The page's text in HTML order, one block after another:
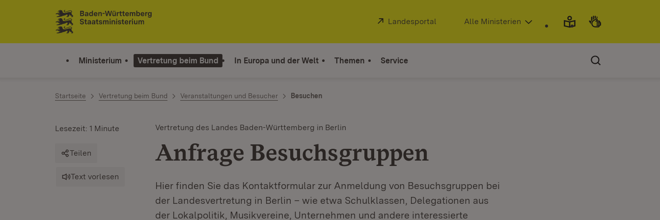
Zum Inhalt springen
Link zur Startseite
Extern:
Landesportal (Öffnet in neuem Fenster)
Alle Ministerien
Ministerium Vertretung beim Bund In Europa und der Welt Themen Service
Startseite Vertretung beim Bund Veranstaltungen und Besucher Besuchen
Vertretung des Landes Baden-Württemberg in Berlin
Anfrage Besuchsgruppen
Hier finden Sie das Kontaktformular zur Anmeldung von Besuchsgruppen bei
der Landesvertretung in Berlin – wie etwa Schulklassen, Delegationen aus
der Lokalpolitik, Musikvereine, Unternehmen und andere interessierte
Lesezeit: 1 Minute
Teilen
Text vorlesen